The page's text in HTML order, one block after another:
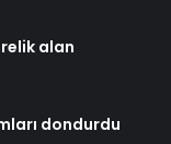
alan
dondurdu